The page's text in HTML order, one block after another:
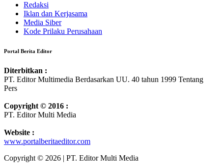
Redaksi
Iklan dan Kerjasama
Media Siber
Kode Prilaku Perusahaan
Portal Berita Editor
Diterbitkan :
PT. Editor Multimedia Berdasarkan UU. 40 tahun 1999 Tentang
Pers
Copyright © 2016 :
PT. Editor Multi Media
Website :
www.portalberitaeditor.com
Copyright © 2026 | PT. Editor Multi Media